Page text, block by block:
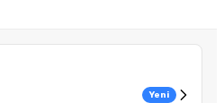
Yeni